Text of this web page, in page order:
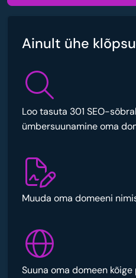
Ainult ühe
Loo tasuta 301 SEO-
ümbersuunamine oma
Muuda oma domeeni
Suuna oma domeen